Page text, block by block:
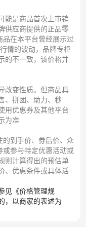
能是商品首次上市销
供应商提供的正品零
在本平台曾经展示过
情的波动，品牌专柜
的不一致，该价格并
改变性质。但商品具
、拼团、助力、秒
用优惠券及其他平台
为准
到手价、券后价、众
或参与特定优惠活动或
则计算得出的预估单
、优惠条件或具体活
见《价格管理规
，以商家的表述为